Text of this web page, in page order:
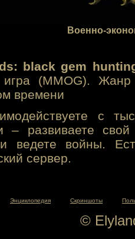
Военно-
black gem
(MMOG). Жанр
времени
с
– развиваете свой
ведете войны.
сервер.
Энциклопедия Скриншоты
©